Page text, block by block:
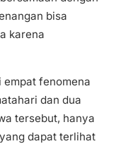
bisa
karena
empat fenomena
dan dua
tersebut, hanya
dapat terlihat